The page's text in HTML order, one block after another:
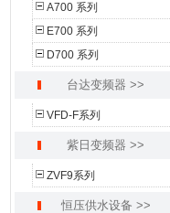
A700 系列
E700 系列
D700 系列
台达变频器 >>
VFD-F系列
紫日变频器 >>
ZVF9系列
恒压供水设备 >>